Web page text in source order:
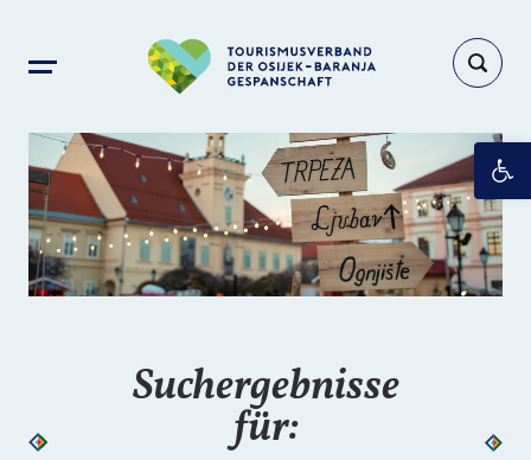
Suchergebnisse
für: